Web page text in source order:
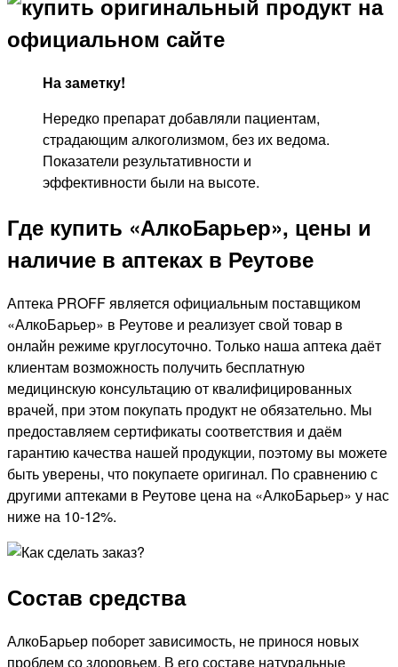
На заметку!
Нередко препарат добавляли пациентам,
страдающим алкоголизмом, без их ведома.
Показатели результативности и
эффективности были на высоте.
Где купить «АлкоБарьер», цены и
наличие в аптеках в Реутове
Аптека PROFF является официальным поставщиком
«АлкоБарьер» в Реутове и реализует свой товар в
онлайн режиме круглосуточно. Только наша аптека даёт
клиентам возможность получить бесплатную
медицинскую консультацию от квалифицированных
врачей, при этом покупать продукт не обязательно. Мы
предоставляем сертификаты соответствия и даём
гарантию качества нашей продукции, поэтому вы можете
быть уверены, что покупаете оригинал. По сравнению с
другими аптеками в Реутове цена на «АлкоБарьер» у нас
ниже на 10-12%.
Состав средства
АлкоБарьер поборет зависимость, не принося новых
проблем со здоровьем. В его составе натуральные